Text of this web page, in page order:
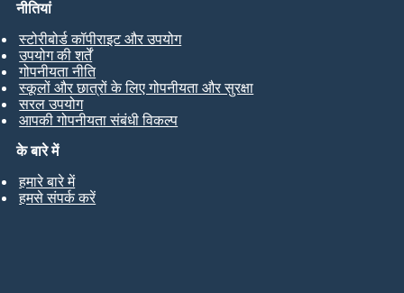
के बारे में
हमारे बारे में
हमसे संपर्क करें
नीतियां
स्टोरीबोर्ड कॉपीराइट और उपयोग
उपयोग की शर्तें
गोपनीयता नीति
स्कूलों और छात्रों के लिए गोपनीयता और सुरक्षा
सरल उपयोग
आपकी गोपनीयता संबंधी विकल्प